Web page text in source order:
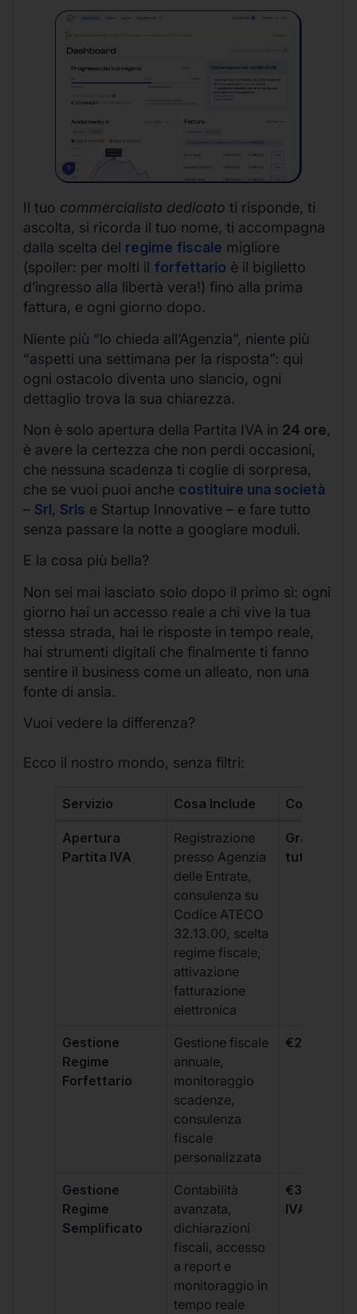
Il tuo commercialista dedicato ti risponde, ti
ascolta, si ricorda il tuo nome, ti accompagna
dalla scelta del regime fiscale migliore
(spoiler: per molti il forfettario è il biglietto
d’ingresso alla libertà vera!) fino alla prima
fattura, e ogni giorno dopo.
Niente più “lo chieda all’Agenzia”, niente più
“aspetti una settimana per la risposta”: qui
ogni ostacolo diventa uno slancio, ogni
dettaglio trova la sua chiarezza.
Non è solo apertura della Partita IVA in 24 ore,
è avere la certezza che non perdi occasioni,
che nessuna scadenza ti coglie di sorpresa,
che se vuoi puoi anche costituire una società
– Srl, Srls e Startup Innovative – e fare tutto
senza passare la notte a googlare moduli.
E la cosa più bella?
Non sei mai lasciato solo dopo il primo sì: ogni
giorno hai un accesso reale a chi vive la tua
stessa strada, hai le risposte in tempo reale,
hai strumenti digitali che finalmente ti fanno
sentire il business come un alleato, non una
fonte di ansia.
Vuoi vedere la differenza?
Ecco il nostro mondo, senza filtri:
Servizio Cosa Include Costo
Apertura
Partita IVA
Registrazione
presso Agenzia
delle Entrate,
consulenza su
Codice ATECO
32.13.00, scelta
regime fiscale,
attivazione
fatturazione
elettronica
Gratis,
tutti i piani
Gestione
Regime
Forfettario
Gestione fiscale
annuale,
monitoraggio
scadenze,
consulenza
fiscale
personalizzata
€264 +
Gestione
Regime
Semplificato
Contabilità
avanzata,
dichiarazioni
fiscali, accesso
a report e
monitoraggio in
tempo reale
€333 +
IVA/